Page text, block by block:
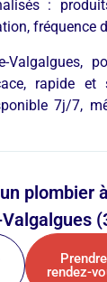
:
fréquence
Valgalgues,
rapide et
7j/7,
plombier
Prendre
rendez-